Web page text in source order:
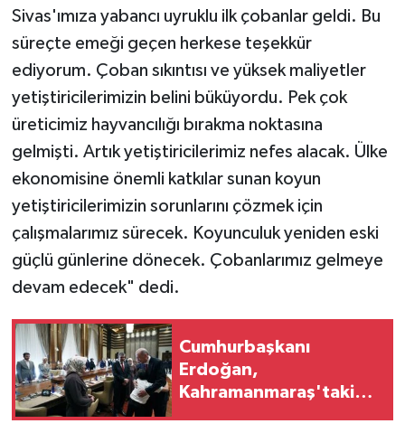
Sivas'ımıza yabancı uyruklu ilk çobanlar geldi. Bu
süreçte emeği geçen herkese teşekkür
ediyorum. Çoban sıkıntısı ve yüksek maliyetler
yetiştiricilerimizin belini büküyordu. Pek çok
üreticimiz hayvancılığı bırakma noktasına
gelmişti. Artık yetiştiricilerimiz nefes alacak. Ülke
ekonomisine önemli katkılar sunan koyun
yetiştiricilerimizin sorunlarını çözmek için
çalışmalarımız sürecek. Koyunculuk yeniden eski
güçlü günlerine dönecek. Çobanlarımız gelmeye
devam edecek" dedi.
Cumhurbaşkanı
Erdoğan,
Kahramanmaraş'taki